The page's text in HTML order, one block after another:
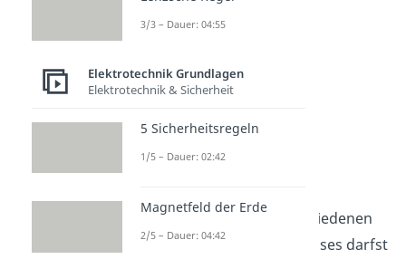
➡️Beispiel:
E = 96 J
Lösung:
Wichtig:Werte aus verschiedenen
Abschnitten des Stromkreises darfst
3/3 – Dauer: 04:55
Elektrotechnik Grundlagen
Elektrotechnik & Sicherheit
5 Sicherheitsregeln
1/5 – Dauer: 02:42
Magnetfeld der Erde
2/5 – Dauer: 04:42